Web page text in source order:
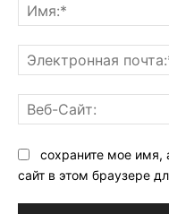
сохраните мое имя,
сайт в этом браузере